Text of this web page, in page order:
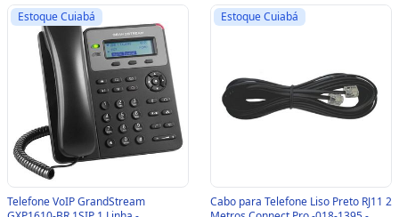
Estoque Cuiabá
Telefone VoIP GrandStream
Estoque Cuiabá
Cabo para Telefone Liso Preto RJ11 2